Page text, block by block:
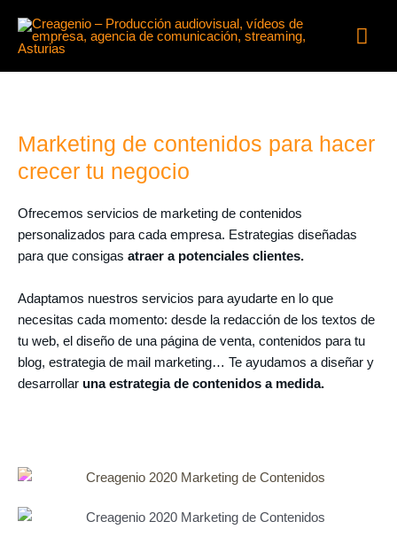
contenido
Marketing de contenidos para hacer
crecer tu negocio
Ofrecemos servicios de marketing de contenidos
personalizados para cada empresa. Estrategias diseñadas
para que consigas atraer a potenciales clientes.
Adaptamos nuestros servicios para ayudarte en lo que
necesitas cada momento: desde la redacción de los textos de
tu web, el diseño de una página de venta, contenidos para tu
blog, estrategia de mail marketing… Te ayudamos a diseñar y
desarrollar una estrategia de contenidos a medida.